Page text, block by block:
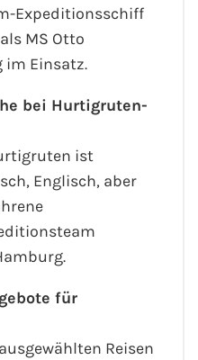
Expeditionsschiff
MS Otto
im Einsatz.
bei Hurtigruten-
ist
Englisch, aber
für
Reisen